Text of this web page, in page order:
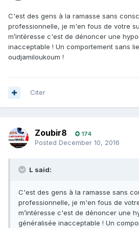
C'est des gens à la ramasse sans
professionnelle, je m'en fous de votre
m’intéresse c'est de dénoncer une
inacceptable ! Un comportement sans
oudjamiloukoum !
Citer
Zoubir8 174
Posted December 10, 2016
L said:
C'est des gens à la ramasse sans
professionnelle, je m'en fous de
m’intéresse c'est de dénoncer une
généralisée inacceptable ! Un